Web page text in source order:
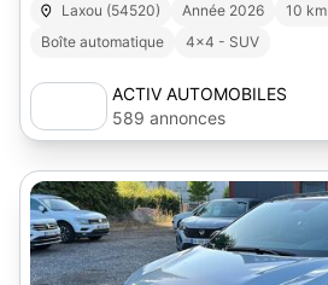
Laxou (54520) Année 2026 10 km
Boîte automatique
4x4 - SUV
ACTIV AUTOMOBILES
589 annonces